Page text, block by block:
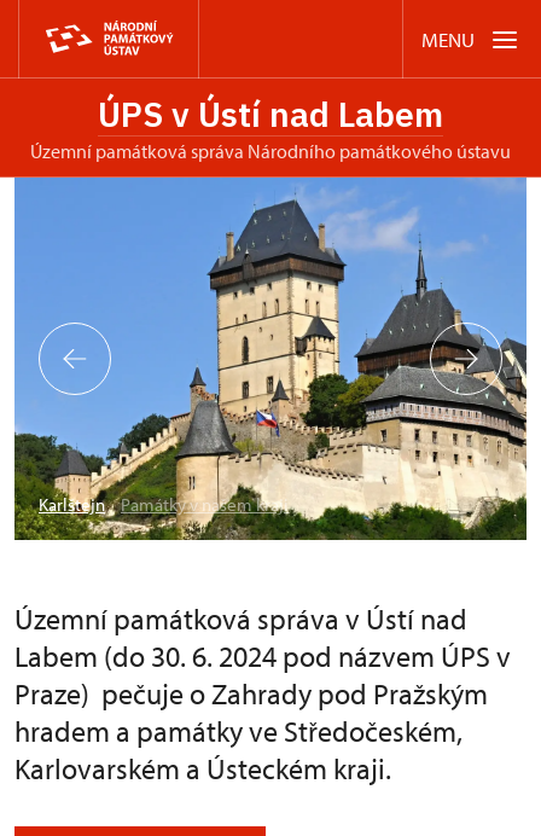
MENU
ÚPS v Ústí nad Labem
územní památková správa Národního památkového ústavu
Karlštejn Památky v našem kraji
Územní památková správa v Ústí nad
Labem (do 30. 6. 2024 pod názvem ÚPS v
Praze) pečuje o Zahrady pod Pražským
hradem a památky ve Středočeském,
Karlovarském a Ústeckém kraji.